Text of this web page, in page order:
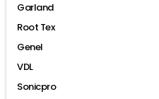
Garland
Root Tex
Genel
VDL
Sonicpro